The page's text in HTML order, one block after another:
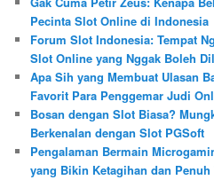
h
Pecinta Slot Online di Indonesia
Forum Slot Indonesia: Tempat
Slot Online yang Nggak Boleh
Apa Sih yang Membuat Ulasan
Favorit Para Penggemar Judi
Bosan dengan Slot Biasa?
Berkenalan dengan Slot PGSoft
Pengalaman Bermain
yang Bikin Ketagihan dan Penuh